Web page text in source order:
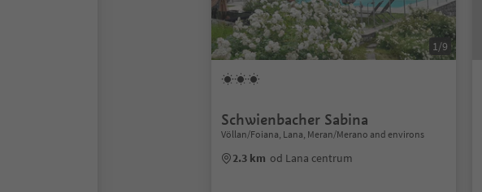
1/9
Schwienbacher Sabina
Völlan/Foiana, Lana, Meran/Merano and environs
2.3 km od Lana centrum